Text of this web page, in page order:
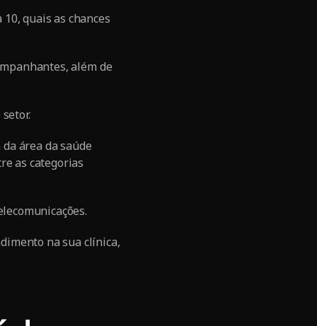
quais as chances
além de
área da saúde
as categorias
na sua clínica,